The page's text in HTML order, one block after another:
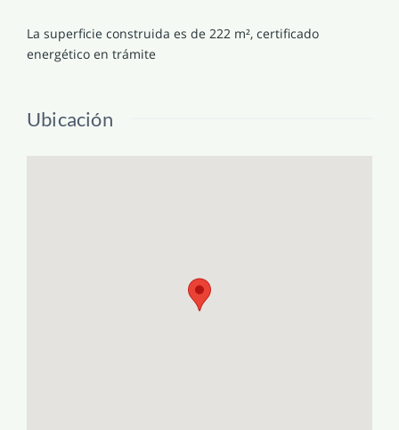
La superficie construida es de 222 m², certificado
energético en trámite
Ubicación